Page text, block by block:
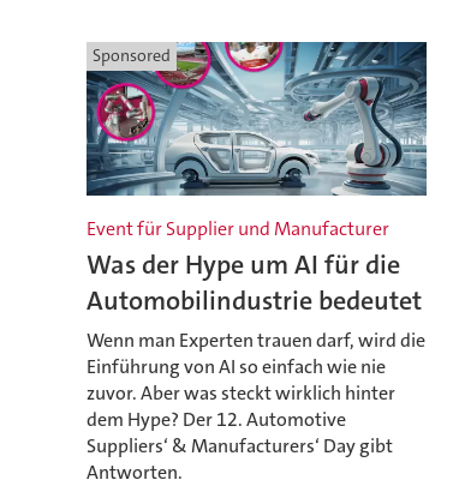
Sponsored
Event für Supplier und Manufacturer
Was der Hype um AI für die
Automobilindustrie bedeutet
Wenn man Experten trauen darf, wird die
Einführung von AI so einfach wie nie
zuvor. Aber was steckt wirklich hinter
dem Hype? Der 12. Automotive
Suppliers‘ & Manufacturers‘ Day gibt
Antworten.